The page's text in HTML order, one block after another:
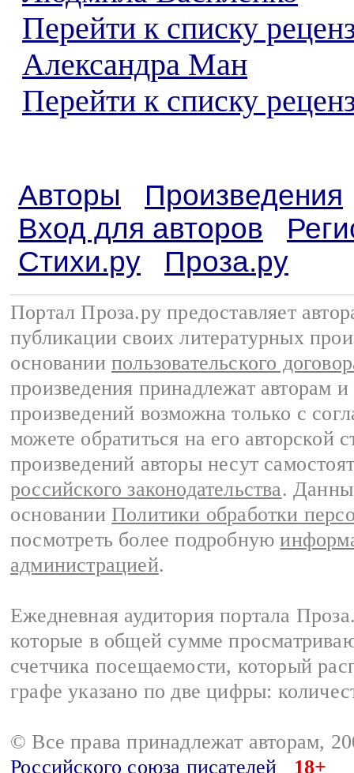
Перейти к списку
Александра Ман
Перейти к списку
Авторы
Произведения
Вход для авторов
Стихи.ру
Проза.ру
Портал Проза.ру предоставляет
публикации своих литературных
основании пользовательского
произведения принадлежат авторам
произведений возможна только с
можете обратиться на его авторской
произведений авторы несут
российского законодательства.
основании Политики обработки
посмотреть более подробную
администрацией.
Ежедневная аудитория портала
которые в общей сумме
счетчика посещаемости, который
графе указано по две цифры:
© Все права принадлежат авторам,
Российского союза писателей
18+